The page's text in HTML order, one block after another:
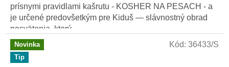
prísnymi pravidlami kašrutu - KOSHER NA PESACH - a
je určené predovšetkým pre Kiduš — slávnostný obrad
posvätenia, ktorý...
Novinka
Tip
Kód: 36433/S